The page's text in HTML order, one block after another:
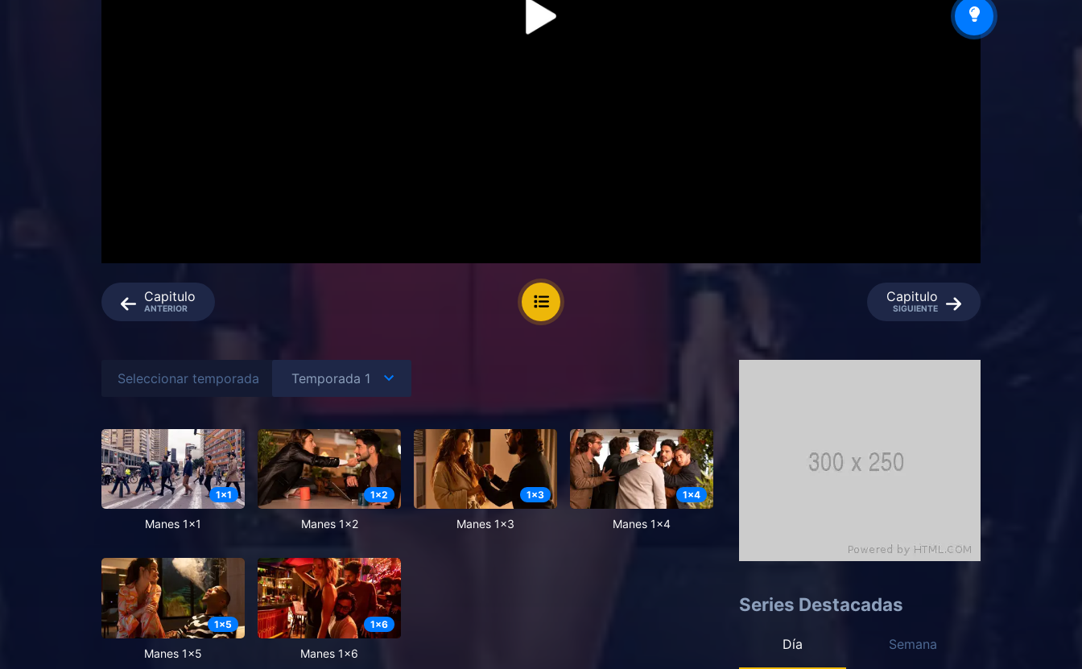
Capitulo
ANTERIOR
Capitulo
SIGUIENTE
Seleccionar temporada
1x1
Manes 1x1
1x2
Manes 1x2
1x3
Manes 1x3
1x4
Manes 1x4
1x5
Manes 1x5
1x6
Manes 1x6
Series Destacadas
Día Semana